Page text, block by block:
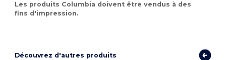
Les produits Columbia doivent être vendus à des
fins d'impression.
Découvrez d'autres produits